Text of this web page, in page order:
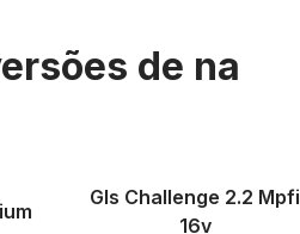
de na
Gls Challenge 2.2 Mpfi
16v